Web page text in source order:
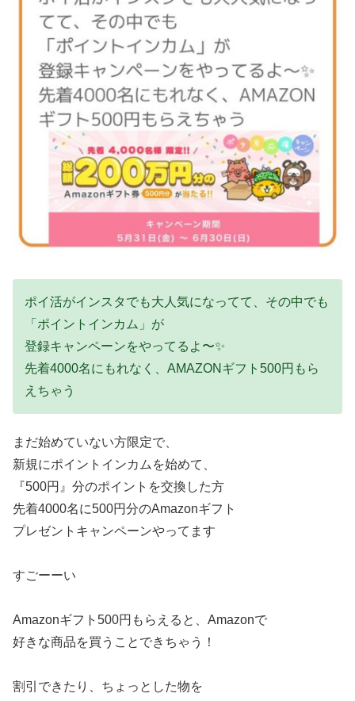
ポイ活がインスタでも大人気になってて、その中でも
「ポイントインカム」が
登録キャンペーンをやってるよ〜✨
先着4000名にもれなく、AMAZONギフト500円もら
えちゃう
まだ始めていない方限定で、
新規にポイントインカムを始めて、
『500円』分のポイントを交換した方
先着4000名に500円分のAmazonギフト
プレゼントキャンペーンやってます
すごーーい
Amazonギフト500円もらえると、Amazonで
好きな商品を買うことできちゃう！
割引できたり、ちょっとした物を